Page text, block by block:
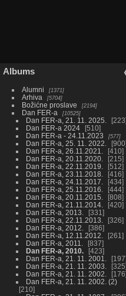
Albums
Alumni 1371
Arhiva 5704
Božićne proslave 2194
Dan FER-a 10525
Dan FER-a, 21. 11. 2025.
223
Dan FER-a 2024
510
Dan FER-a - 24.11.2023
577
Dan FER-a, 25. 11. 2022.
900
Dan FER-a, 26.11.2021.
410
Dan FER-a, 20.11.2020.
215
Dan FER-a, 22.11.2019.
512
Dan FER-a, 23.11.2018.
416
Dan FER-a, 24.11.2017.
434
Dan FER-a, 25.11.2016.
444
Dan FER-a, 20.11.2015.
808
Dan FER-a, 21.11.2014.
420
Dan FER-a, 2013.
331
Dan FER-a, 22.11.2013.
326
Dan FER-a, 2012.
386
Dan FER-a, 12.11.2012.
261
Dan FER-a, 2011.
837
Dan FER-a, 2010.
423
Dan FER-a, 21. 11. 2001.
197
Dan FER-a, 21. 11. 2003.
325
Dan FER-a, 21. 11. 2002.
176
Dan FER-a, 21. 11. 2002. (2)
210